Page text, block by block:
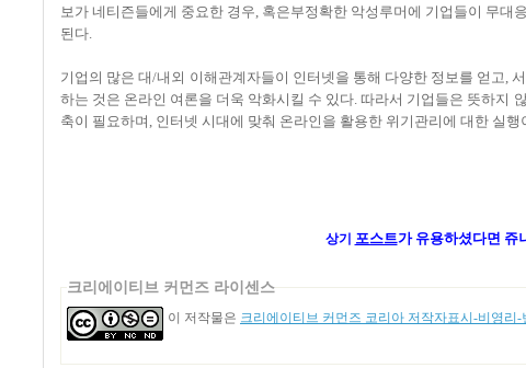
보가 네티즌들에게 중요한 경우, 혹은부정확한 악성루머에 기업들이 무
된다.
기업의 많은 대/내외 이해관계자들이 인터넷을 통해 다양한 정보를 얻고,
하는 것은 온라인 여론을 더욱 악화시킬 수 있다. 따라서 기업들은 뜻하지
축이 필요하며, 인터넷 시대에 맞춰 온라인을 활용한 위기관리에 대한 실
상기 포스트가유용하셨다면 쥬
크리에이티브 커먼즈 라이센스
이 저작물은 크리에이티브 커먼즈 코리아 저작자표시-비영리